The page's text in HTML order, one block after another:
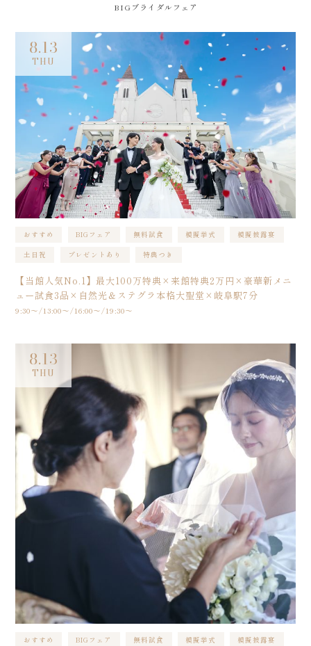
BIGブライダルフェア
8.13
THU
おすすめ BIGフェア 無料試食 模擬挙式 模擬披露宴
土日祝 プレゼントあり 特典つき
【当館人気No.1】最大100万特典×来館特典2万円×豪華新メニ
ュー試食3品×自然光＆ステグラ本格大聖堂×岐阜駅7分
9:30〜/13:00〜/16:00〜/19:30〜
8.13
THU
おすすめ BIGフェア 無料試食 模擬挙式 模擬披露宴